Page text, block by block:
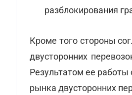
разблокирования
Кроме того стороны
двусторонних
Результатом ее работы
рынка двусторонних